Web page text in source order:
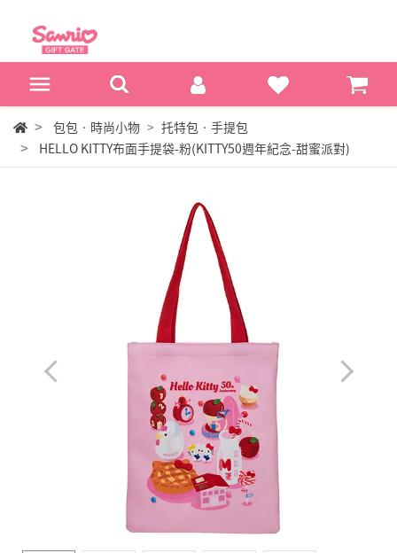
包包‧時尚小物
托特包‧手提包
HELLO KITTY布面手提袋-粉(KITTY50週年紀念-甜蜜派對)